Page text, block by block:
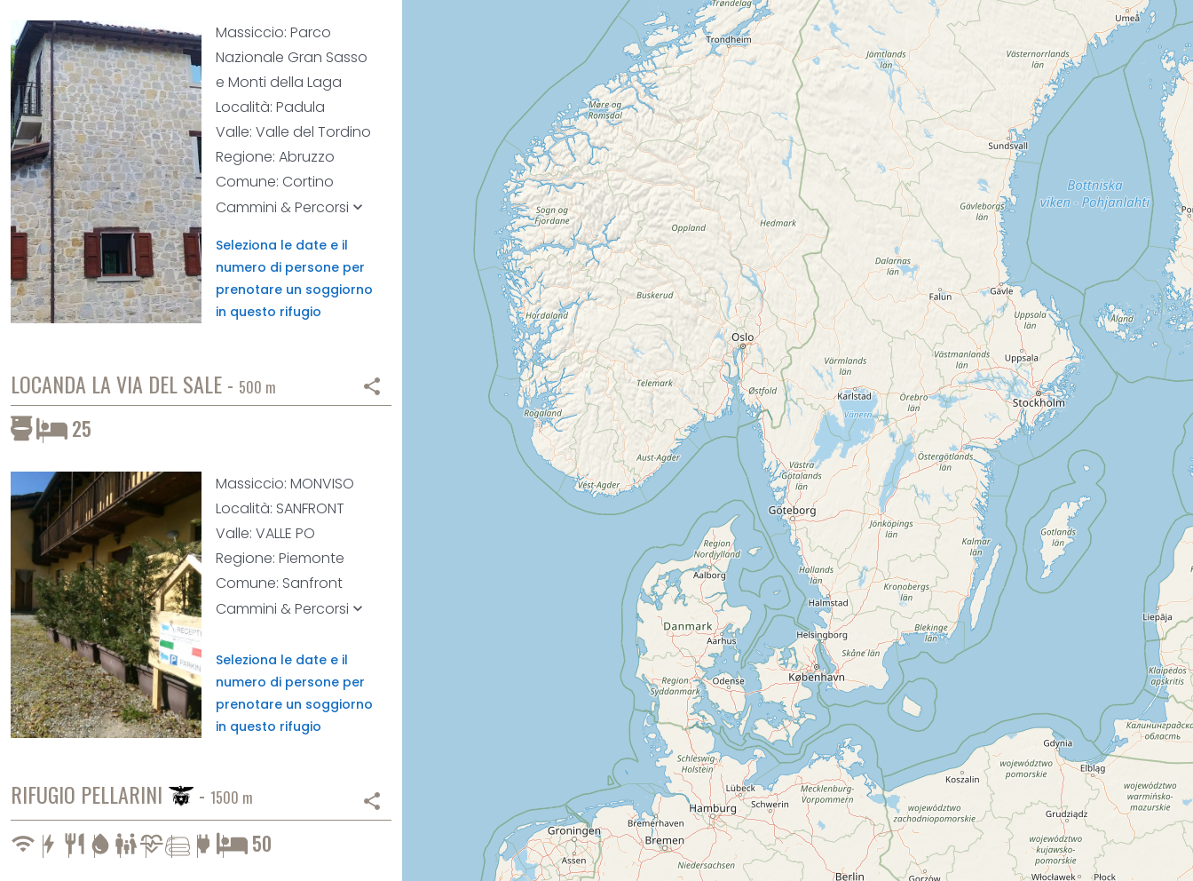
Massiccio: Parco
Nazionale Gran Sasso
e Monti della Laga
Località: Padula
Valle: Valle del Tordino
Regione: Abruzzo
Comune: Cortino
Cammini & Percorsi keyboard_arrow_down
Seleziona le date e il
numero di persone per
prenotare un soggiorno
in questo rifugio
LOCANDA LA VIA DEL SALE - 500 m share
25
Massiccio: MONVISO
Località: SANFRONT
Valle: VALLE PO
Regione: Piemonte
Comune: Sanfront
Cammini & Percorsi keyboard_arrow_down
Seleziona le date e il
numero di persone per
prenotare un soggiorno
in questo rifugio
RIFUGIO PELLARINI - 1500 m share
wifi bolt restaurant water_drop family_restroomcardiology power 50